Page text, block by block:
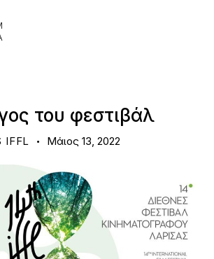
του φεστιβάλ
IFFL Μάιος 13, 2022